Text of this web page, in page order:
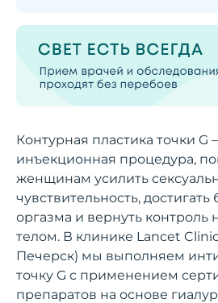
Контурная пластика точки
инъекционная процедура,
женщинам усилить
чувствительность, достигать
оргазма и вернуть контроль
телом. В клинике Lancet
Печерск) мы выполняем
точку G с применением
препаратов на основе